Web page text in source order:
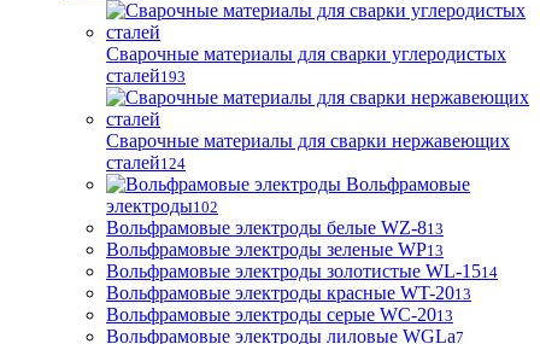
Сварочные материалы для сварки углеродистых
сталей193
Сварочные материалы для сварки нержавеющих
сталей124
Вольфрамовые
электроды102
Вольфрамовые электроды белые WZ-813
Вольфрамовые электроды зеленые WP13
Вольфрамовые электроды золотистые WL-1514
Вольфрамовые электроды красные WT-2013
Вольфрамовые электроды серые WC-2013
Вольфрамовые электроды лиловые WGLa7